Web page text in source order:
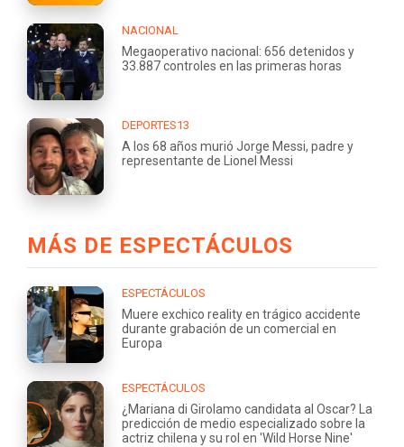
NACIONAL
Megaoperativo nacional: 656 detenidos y
33.887 controles en las primeras horas
DEPORTES13
A los 68 años murió Jorge Messi, padre y
representante de Lionel Messi
MÁS DE ESPECTÁCULOS
ESPECTÁCULOS
Muere exchico reality en trágico accidente
durante grabación de un comercial en
Europa
ESPECTÁCULOS
¿Mariana di Girolamo candidata al Oscar? La
predicción de medio especializado sobre la
actriz chilena y su rol en 'Wild Horse Nine'